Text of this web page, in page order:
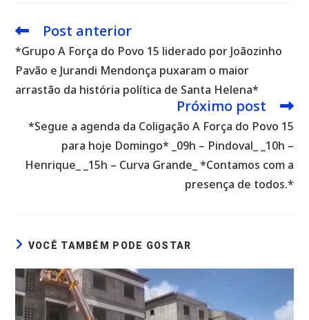
Leia
artigos
Post anterior
*Grupo A Força do Povo 15 liderado por Joãozinho
Pavão e Jurandi Mendonça puxaram o maior
arrastão da história política de Santa Helena*
Próximo post
*Segue a agenda da Coligação A Força do Povo 15
para hoje Domingo* _09h – Pindoval_ _10h –
Henrique_ _15h – Curva Grande_ *Contamos com a
presença de todos.*
VOCÊ TAMBÉM PODE GOSTAR